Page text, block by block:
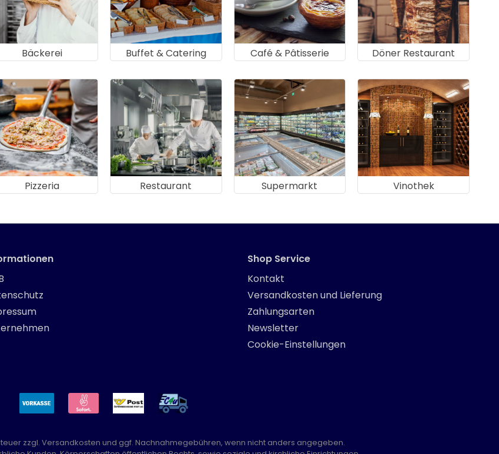
Bäckerei Buffet & Catering Café & Pâtisserie Döner Restaurant
Pizzeria Restaurant Supermarkt Vinothek
Shop Service
Kontakt
Versandkosten und Lieferung
Zahlungsarten
Newsletter
Cookie-Einstellungen
zzgl. Versandkosten und ggf. Nachnahmegebühren, wenn nicht anders angegeben.